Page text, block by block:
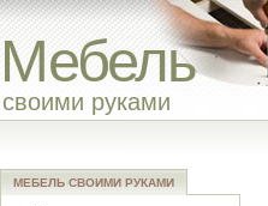
Мебель
своими руками
МЕБЕЛЬ СВОИМИ РУКАМИ